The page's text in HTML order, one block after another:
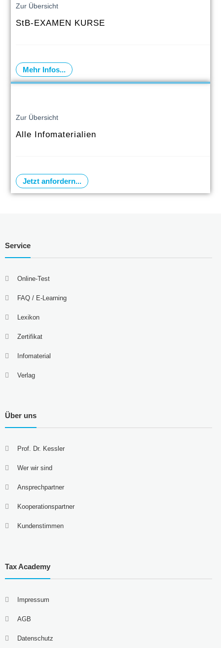
Zur Übersicht
StB-EXAMEN KURSE
Mehr Infos...
Zur Übersicht
Alle Infomaterialien
Jetzt anfordern...
Service
Online-Test
FAQ / E-Learning
Lexikon
Zertifikat
Infomaterial
Verlag
Über uns
Prof. Dr. Kessler
Wer wir sind
Ansprechpartner
Kooperationspartner
Kundenstimmen
Tax Academy
Impressum
AGB
Datenschutz